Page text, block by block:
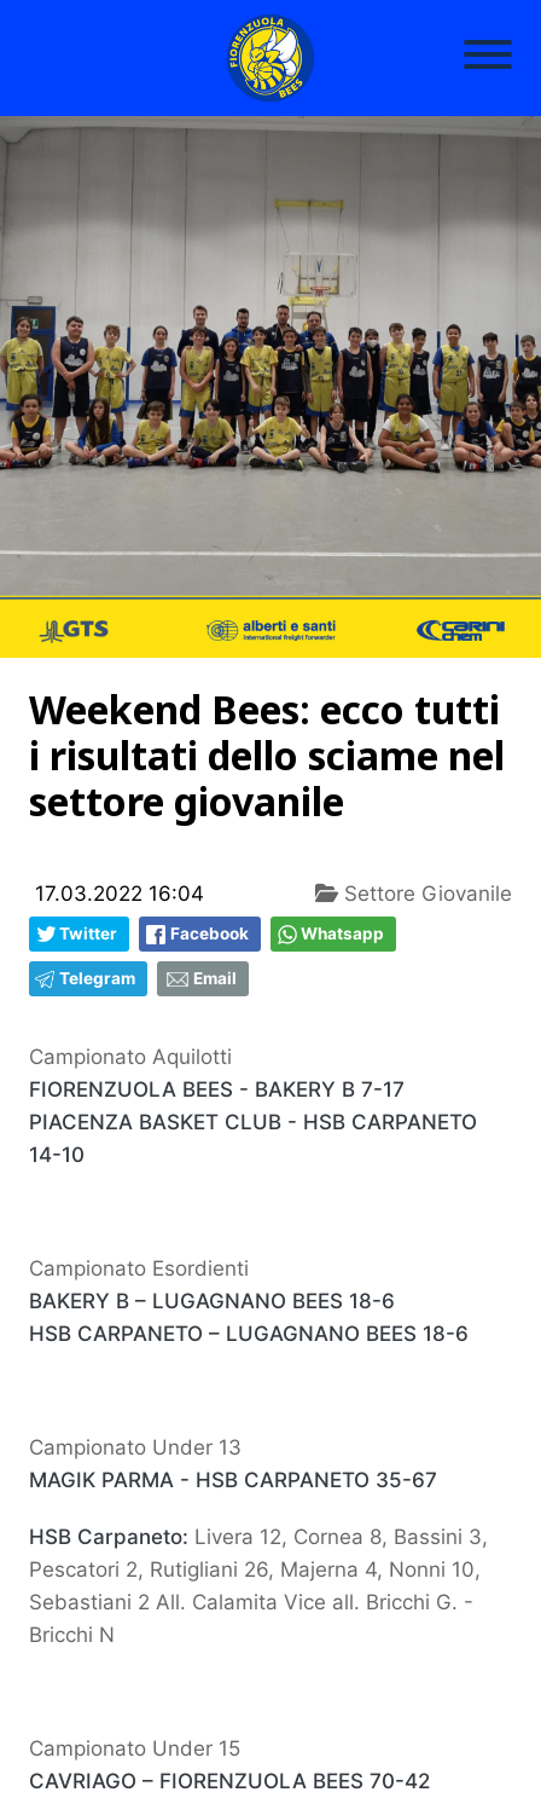
Weekend Bees: ecco tutti
i risultati dello sciame nel
settore giovanile
17.03.2022 16:04 Settore Giovanile
Twitter Facebook Whatsapp
Telegram Email
Campionato Aquilotti
FIORENZUOLA BEES - BAKERY B 7-17
PIACENZA BASKET CLUB - HSB CARPANETO
14-10
Campionato Esordienti
BAKERY B – LUGAGNANO BEES 18-6
HSB CARPANETO – LUGAGNANO BEES 18-6
Campionato Under 13
MAGIK PARMA - HSB CARPANETO 35-67
HSB Carpaneto: Livera 12, Cornea 8, Bassini 3,
Pescatori 2, Rutigliani 26, Majerna 4, Nonni 10,
Sebastiani 2 All. Calamita Vice all. Bricchi G. -
Bricchi N
Campionato Under 15
CAVRIAGO – FIORENZUOLA BEES 70-42